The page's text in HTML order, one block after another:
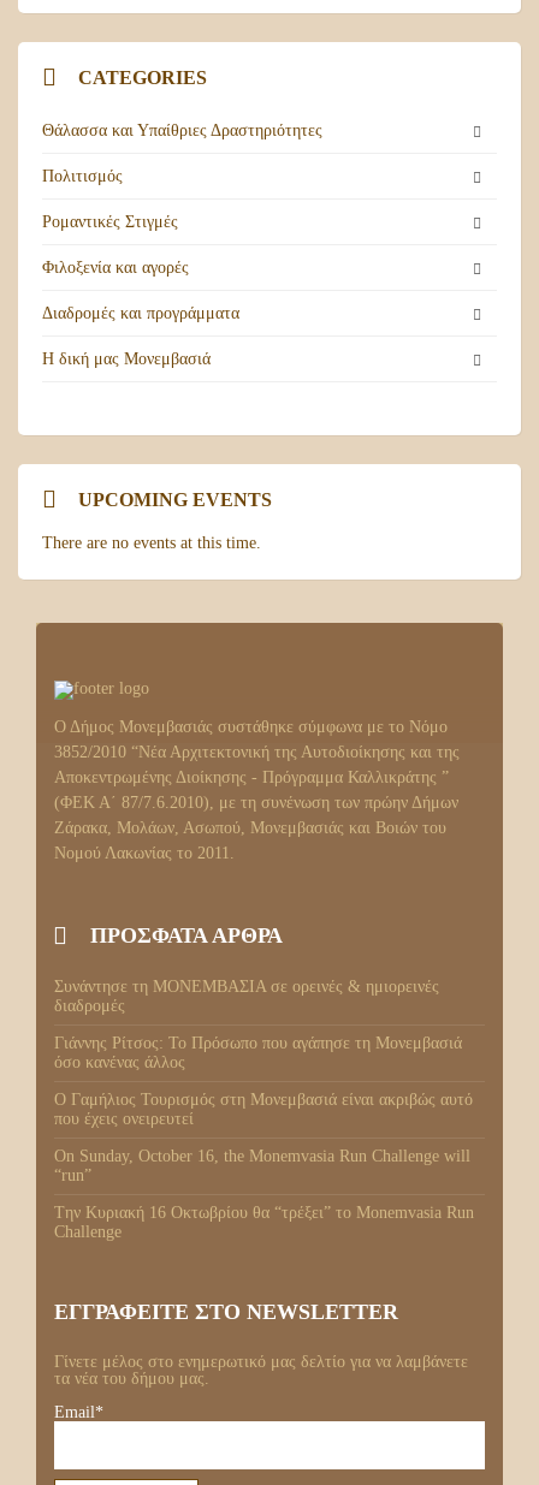
CATEGORIES
Θάλασσα και Υπαίθριες Δραστηριότητες
Πολιτισμός
Ρομαντικές Στιγμές
Φιλοξενία και αγορές
Διαδρομές και προγράμματα
Η δική μας Μονεμβασιά
UPCOMING EVENTS
There are no events at this time.
Ο Δήμος Μονεμβασιάς συστάθηκε σύμφωνα με το Νόμο
3852/2010 “Νέα Αρχιτεκτονική της Αυτοδιοίκησης και της
Αποκεντρωμένης Διοίκησης - Πρόγραμμα Καλλικράτης ”
(ΦΕΚ Α΄ 87/7.6.2010), με τη συνένωση των πρώην Δήμων
Ζάρακα, Μολάων, Ασωπού, Μονεμβασιάς και Βοιών του
Νομού Λακωνίας το 2011.
ΠΡΟΣΦΑΤΑ ΑΡΘΡΑ
Συνάντησε τη ΜΟΝΕΜΒΑΣΙΑ σε ορεινές & ημιορεινές
διαδρομές
Γιάννης Ρίτσος: Το Πρόσωπο που αγάπησε τη Μονεμβασιά
όσο κανένας άλλος
Ο Γαμήλιος Τουρισμός στη Μονεμβασιά είναι ακριβώς αυτό
που έχεις ονειρευτεί
On Sunday, October 16, the Monemvasia Run Challenge will
“run”
Tην Κυριακή 16 Οκτωβρίου θα “τρέξει” το Monemvasia Run
Challenge
ΕΓΓΡΑΦΕΙΤΕ ΣΤΟ NEWSLETTER
Γίνετε μέλος στο ενημερωτικό μας δελτίο για να λαμβάνετε
τα νέα του δήμου μας.
Email*